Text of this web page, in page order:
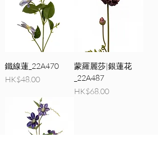
鐵線蓮_22A470
價格
HK$48.00
蒙羅麗莎|銀蓮花
_22A487
價格
HK$68.00